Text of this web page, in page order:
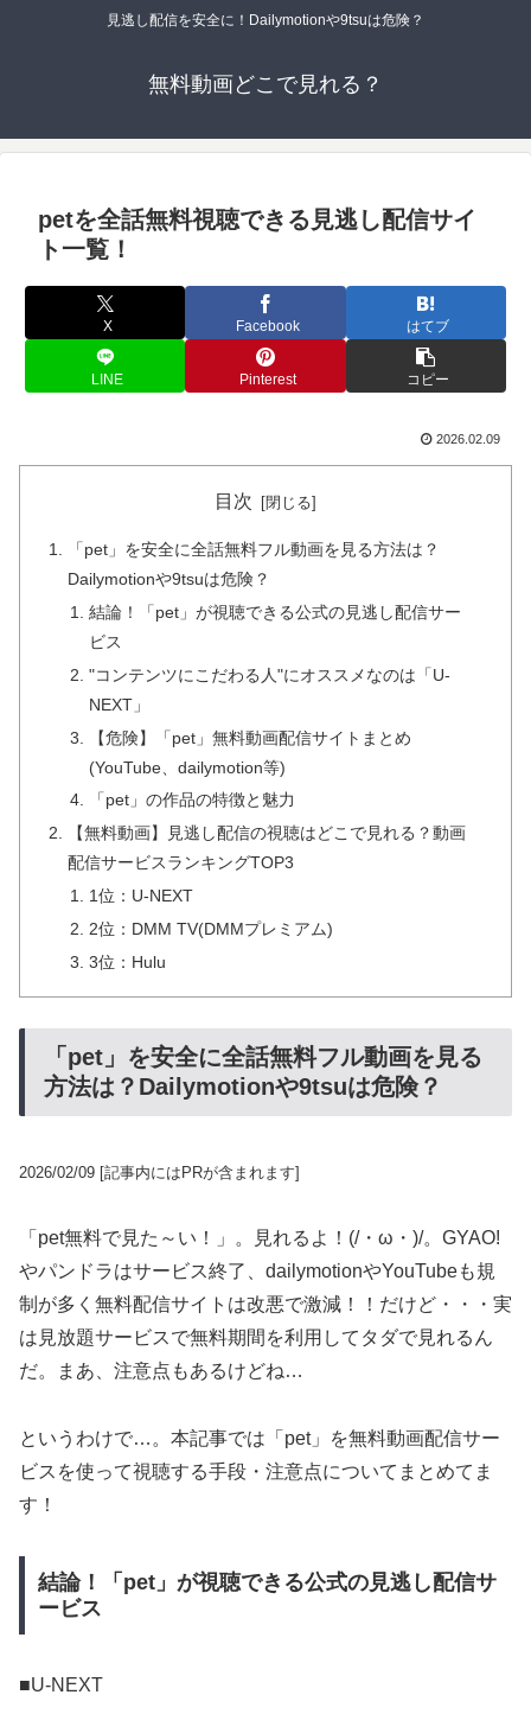
見逃し配信を安全に！Dailymotionや9tsuは危険？
無料動画どこで見れる？
petを全話無料視聴できる見逃し配信サイ
ト一覧！
X Facebook はてブ
LINE Pinterest コピー
2026.02.09
目次
「pet」を安全に全話無料フル動画を見る方法は？
Dailymotionや9tsuは危険？
結論！「pet」が視聴できる公式の見逃し配信サー
ビス
"コンテンツにこだわる人"にオススメなのは「U-
NEXT」
【危険】「pet」無料動画配信サイトまとめ
(YouTube、dailymotion等)
「pet」の作品の特徴と魅力
【無料動画】見逃し配信の視聴はどこで見れる？動画
配信サービスランキングTOP3
1位：U-NEXT
2位：DMM TV(DMMプレミアム)
3位：Hulu
「pet」を安全に全話無料フル動画を見る
方法は？Dailymotionや9tsuは危険？
2026/02/09 [記事内にはPRが含まれます]
「pet無料で見た～い！」。見れるよ！(/・ω・)/。GYAO!
やパンドラはサービス終了、dailymotionやYouTubeも規
制が多く無料配信サイトは改悪で激減！！だけど・・・実
は見放題サービスで無料期間を利用してタダで見れるん
だ。まあ、注意点もあるけどね…
というわけで…。本記事では「pet」を無料動画配信サー
ビスを使って視聴する手段・注意点についてまとめてま
す！
結論！「pet」が視聴できる公式の見逃し配信サ
ービス
■U-NEXT